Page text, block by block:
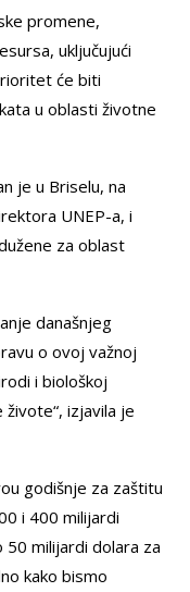
promene,
uključujući
će biti
u oblasti životne
je u Briselu, na
UNEP-a, i
za oblast
današnjeg
o ovoj važnoj
i biološkoj
živote“, izjavila je
godišnje za zaštitu
i 400 milijardi
milijardi dolara za
kako bismo